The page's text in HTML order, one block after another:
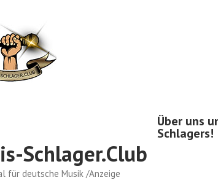
Schlager.Club
für deutsche Musik /Anzeige
Über uns
Schlagers!